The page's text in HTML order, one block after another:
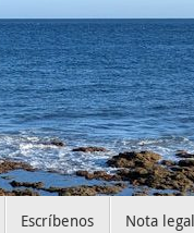
Escríbenos Nota legal